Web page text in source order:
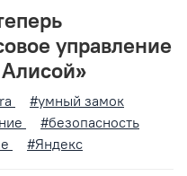
управление
#умный замок
#безопасность
#Яндекс